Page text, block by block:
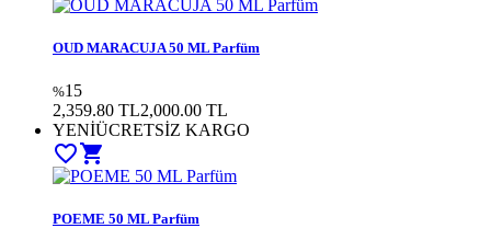
OUD MARACUJA 50 ML Parfüm
%15
2,359.80 TL2,000.00 TL
YENİÜCRETSİZ KARGO
favorite_bordershopping_cart
POEME 50 ML Parfüm